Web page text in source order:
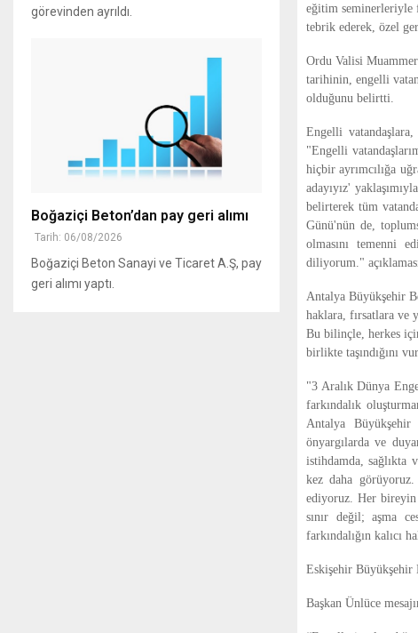
eğitim seminerleriyle
tebrik ederek, özel
Ordu Valisi
tarihinin, engelli
olduğunu belirtti.
Engelli
"Engelli
hiçbir ayrımcılığa
adayıyız'
belirterek tüm
Günü'nün de,
olmasını temenni
diliyorum."
Antalya Büyükşehir
haklara, fırsatlara ve
Bu bilinçle, herkes
birlikte taşındığını
"3 Aralık Dünya
farkındalık
Antalya
önyargılarda ve
istihdamda, sağlıkta
kez daha görüyoruz.
ediyoruz. Her
sınır değil; aşma
farkındalığın kalıcı
Eskişehir Büyükşehir
Başkan Ünlüce
görevinden ayrıldı.
Boğaziçi Beton’dan pay geri alımı
Tarih: 06/08/2026
Boğaziçi Beton Sanayi ve Ticaret A.Ş, pay
geri alımı yaptı.